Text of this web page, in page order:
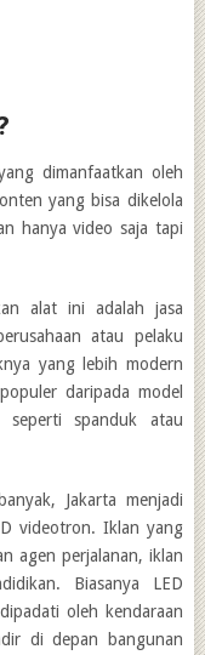
dimanfaatkan oleh
yang bisa dikelola
hanya video saja tapi
alat ini adalah jasa
atau pelaku
yang lebih modern
daripada model
seperti spanduk atau
Jakarta menjadi
videotron. Iklan yang
agen perjalanan, iklan
Biasanya LED
oleh kendaraan
di depan bangunan